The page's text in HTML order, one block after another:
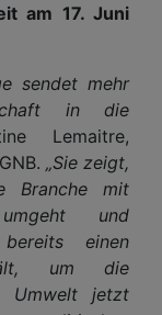
am 17. Juni
sendet mehr
in die
Lemaitre,
„Sie zeigt,
Branche mit
umgeht und
einen
um die
Umwelt jetzt